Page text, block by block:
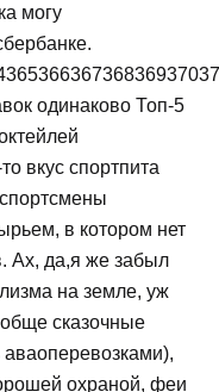
могу
одинаково Топ-5
вкус спортпита
в котором нет
Ах, да,я же забыл
на земле, уж
сказочные
охраной, феи